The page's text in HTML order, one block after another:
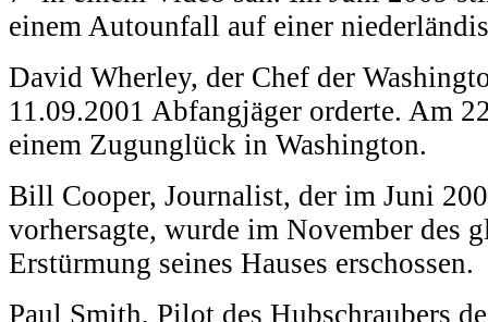
einem Autounfall auf einer
David Wherley, der Chef der
11.09.2001 Abfangjäger orderte. Am
einem Zugunglück in Washington.
Bill Cooper, Journalist, der im Juni
vorhersagte, wurde im November des
Erstürmung seines Hauses erschossen.
Paul Smith, Pilot des Hubschraubers